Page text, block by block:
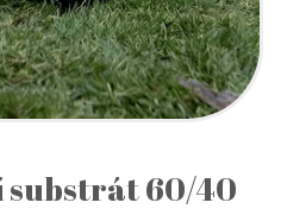
substrát 60/40